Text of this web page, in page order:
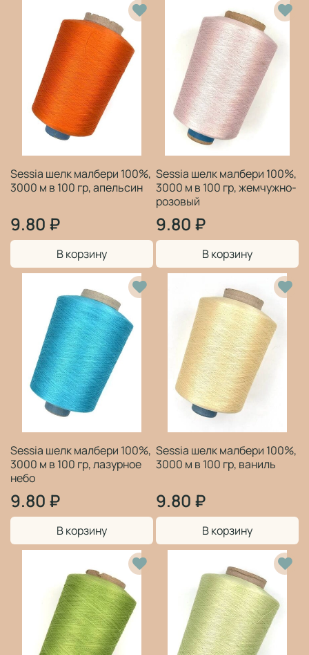
Sessia шелк малбери 100%,
3000 м в 100 гр, апельсин
9.80 ₽
В корзину
Sessia шелк малбери 100%,
3000 м в 100 гр, жемчужно-
розовый
9.80 ₽
В корзину
Sessia шелк малбери 100%,
3000 м в 100 гр, лазурное
небо
9.80 ₽
В корзину
Sessia шелк малбери 100%,
3000 м в 100 гр, ваниль
9.80 ₽
В корзину